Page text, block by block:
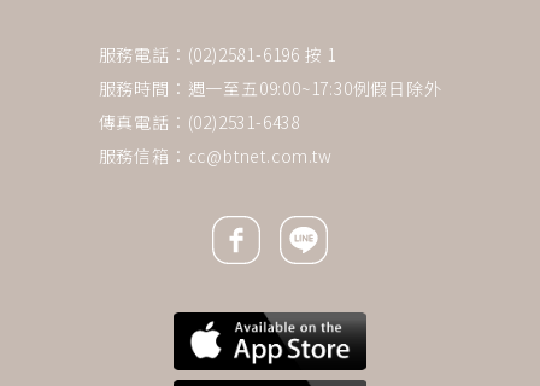
服務電話：(02)2581-6196 按 1
服務時間：週一至五09:00~17:30例假日除外
傳真電話：(02)2531-6438
服務信箱： cc@btnet.com.tw
Facebook icon
Line icon